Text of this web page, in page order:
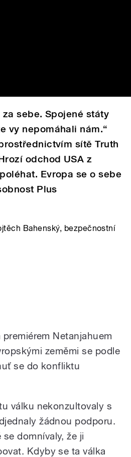
sebe. Spojené státy
vy nepomáhali nám.“
sítě Truth
odchod USA z
Evropa se o sebe
Plus
Bahenský, bezpečnostní
Netanjahuem
zeměmi se podle
se do konfliktu
válku nekonzultovaly s
žádnou podporu.
domnívaly, že ji
Kdyby se ta válka